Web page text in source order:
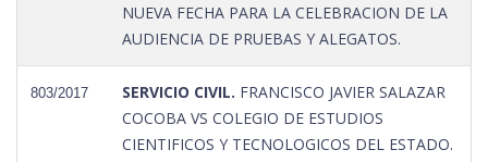
NUEVA FECHA PARA LA CELEBRACION DE LA
AUDIENCIA DE PRUEBAS Y ALEGATOS.
803/2017 SERVICIO CIVIL. FRANCISCO JAVIER SALAZAR
COCOBA VS COLEGIO DE ESTUDIOS
CIENTIFICOS Y TECNOLOGICOS DEL ESTADO.